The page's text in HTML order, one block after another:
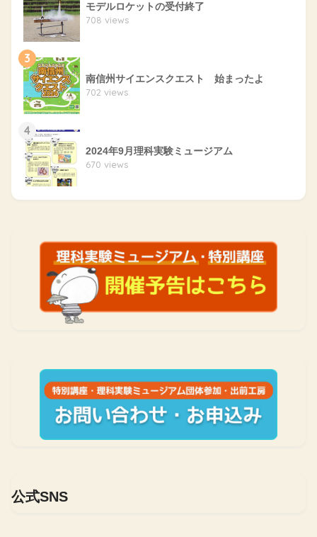
モデルロケットの受付終了
708 views
3
南信州サイエンスクエスト 始まったよ
702 views
4
2024年9月理科実験ミュージアム
670 views
公式SNS